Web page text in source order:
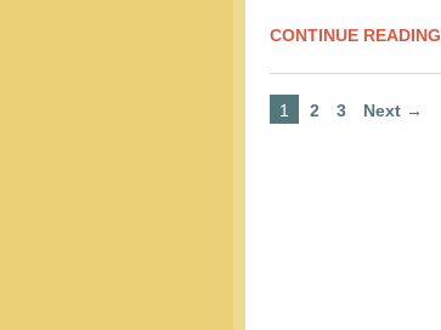
CONTINUE READING
1 2 3 Next →